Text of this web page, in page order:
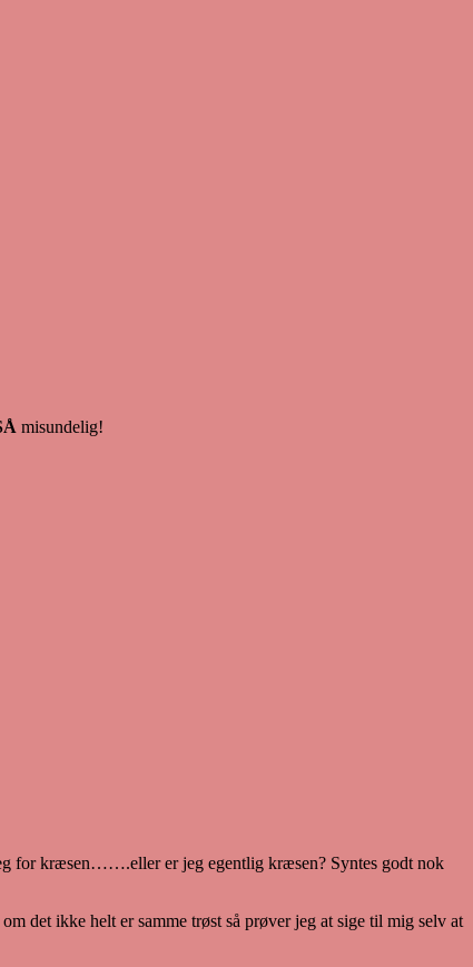
misundelig!
for kræsen…….eller er jeg egentlig kræsen? Syntes godt nok
det ikke helt er samme trøst så prøver jeg at sige til mig selv at